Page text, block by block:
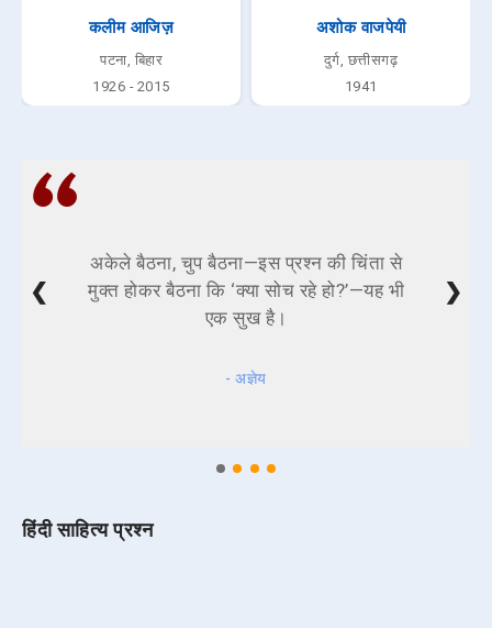
कलीम आजिज़
पटना, बिहार
1926 - 2015
अशोक वाजपेयी
दुर्ग, छत्तीसगढ़
1941
अकेले बैठना, चुप बैठना—इस प्रश्न की चिंता से
मुक्त होकर बैठना कि ‘क्या सोच रहे हो?’—यह भी
एक सुख है।
- अज्ञेय
❮ ❯
हिंदी साहित्य प्रश्न